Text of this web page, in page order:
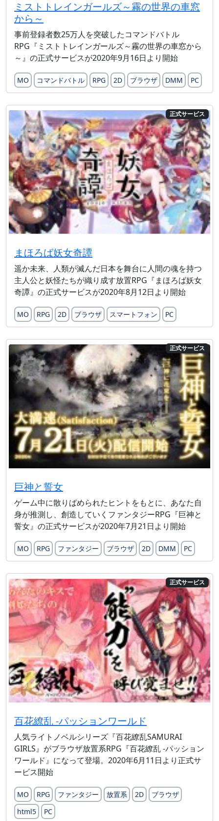
ミストトレインガールズ～霧の世界の車窓
から～
事前登録者数25万人を突破したコマンドバトル
RPG『ミストトレインガールズ～霧の世界の車窓から
～』の正式サービスが2020年9月16日より開始
MO コマンドバトル RPG 2D ブラウザ DMM PC
正式サービス
まほろば妖女奇譚
遥か未来、人類が滅んだ日本を舞台に人間の魂を持つ
主人公と妖怪たちが織り成す放置RPG『まほろば妖女
奇譚』の正式サービスが2020年8月12日より開始
MO RPG 2D ブラウザ スマートフォン PC
正式サービス
巨神と誓女
ゲーム中に散りばめられたヒントをもとに、あなた自
身が推測し、創造していくファンタジーRPG『巨神と
誓女』の正式サービスが2020年7月21日より開始
MO RPG ファンタジー ブラウザ 2D DMM PC
正式サービス
百花繚乱 -パッションワールド
人気ライトノベルシリーズ『百花繚乱SAMURAI
GIRLS』がブラウザ放置系RPG『百花繚乱 -パッション
ワールド』になって登場。2020年6月11日より正式サ
ービス開始
MO RPG ファンタジー 放置系 2D
ブラウザ
html5
PC